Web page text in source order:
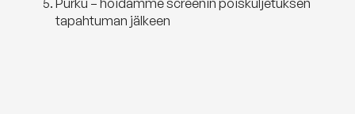
tapahtuman jälkeen